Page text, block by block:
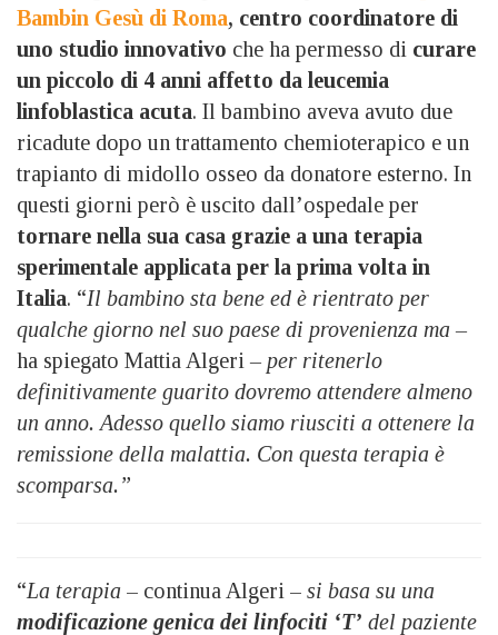
Bambin Gesù di Roma, centro coordinatore di
uno studio innovativo che ha permesso di curare
un piccolo di 4 anni affetto da leucemia
linfoblastica acuta. Il bambino aveva avuto due
ricadute dopo un trattamento chemioterapico e un
trapianto di midollo osseo da donatore esterno. In
questi giorni però è uscito dall’ospedale per
tornare nella sua casa grazie a una terapia
sperimentale applicata per la prima volta in
Italia. “Il bambino sta bene ed è rientrato per
qualche giorno nel suo paese di provenienza ma –
ha spiegato Mattia Algeri– per ritenerlo
definitivamente guarito dovremo attendere almeno
un anno. Adesso quello siamo riusciti a ottenere la
remissione della malattia. Con questa terapia è
scomparsa.”
“La terapia – continua Algeri – si basa su una
modificazione genica dei linfociti ‘T’ del paziente